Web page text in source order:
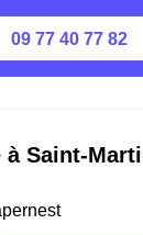
09 77 40 77 82
Saint-